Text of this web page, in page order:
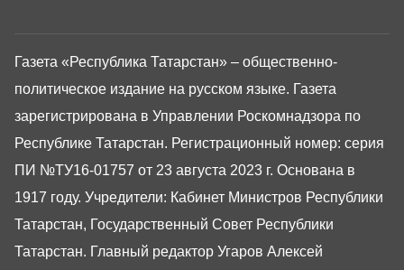
Газета «Республика Татарстан» – общественно-
политическое издание на русском языке. Газета
зарегистрирована в Управлении Роскомнадзора по
Республике Татарстан. Регистрационный номер: серия
ПИ №ТУ16-01757 от 23 августа 2023 г. Основана в
1917 году. Учредители: Кабинет Министров Республики
Татарстан, Государственный Совет Республики
Татарстан. Главный редактор Угаров Алексей